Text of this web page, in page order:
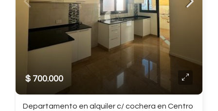
$ 700.000
Departamento en alquiler c/ cochera en Centro